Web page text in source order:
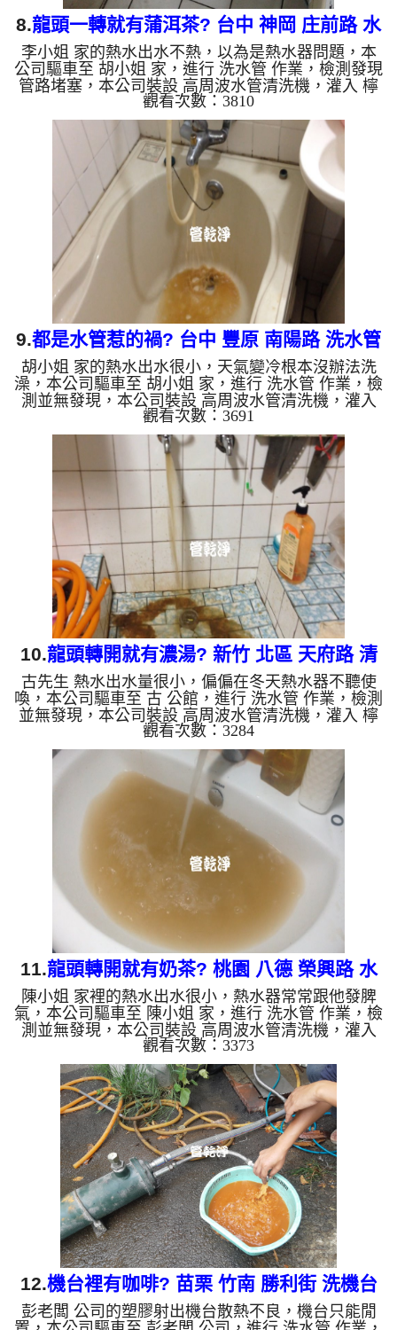
8.龍頭一轉就有蒲洱茶? 台中 神岡 庄前路 水
管清洗
李小姐 家的熱水出水不熱，以為是熱水器問題，本
公司驅車至 胡小姐 家，進行 洗水管 作業，檢測發現
管路堵塞，本公司裝設 高周波水管清洗機，灌入 檸
檬酸 至水管，等了約15分，開啟 水管清洗機 ，啟動
螺旋波 模式，一開始就洗出黃色髒水，顏色越來越
深，看起來就像是蒲洱茶，兩個多小時後，熱水出水
量恢復正常了。 如是自來水，如水管老化，會產生
鐵鏽跟泥沙堆積，洗出來的水就會是咖啡色，地下水
含有氧化錳，管壁上會結成黑色管垢，洗出來的水會
跟石油一樣黑，有些洗出綠色的水，是因為裡面有銅
的物質，生鏽產生銅...
觀看次數：3810
9.都是水管惹的禍? 台中 豐原 南陽路 洗水管
胡小姐 家的熱水出水很小，天氣變冷根本沒辦法洗
澡，本公司驅車至 胡小姐 家，進行 洗水管 作業，檢
測並無發現，本公司裝設 高周波水管清洗機，灌入
檸檬酸 至水管，等了約15分，開啟 水管清洗機 ，啟
動 螺旋波 模式，一開始就洗出髒水，顏色越來越
深，髒水越來越多，兩個多小時後，熱水出水量恢復
正常了。 如是自來水，如水管老化，會產生鐵鏽跟
泥沙堆積，洗出來的水就會是咖啡色，地下水含有氧
化錳，管壁上會結成黑色管垢，洗出來的水會跟石油
一樣黑，有些洗出綠色的水，是因為裡面有銅的物
質，生鏽產生銅綠，如是...
觀看次數：3691
10.龍頭轉開就有濃湯? 新竹 北區 天府路 清
洗水管
古先生 熱水出水量很小，偏偏在冬天熱水器不聽使
喚，本公司驅車至 古 公館，進行 洗水管 作業，檢測
並無發現，本公司裝設 高周波水管清洗機，灌入 檸
檬酸 至水管，等了約15分，開啟 水管清洗機 ，啟動
脈衝波 模式，一開始就洗出泥水，看起來像是濃
湯，顏色越來越深，兩個多小時後，熱水出水量恢復
了。 如是自來水，如水管老化，會產生鐵鏽跟泥沙
堆積，洗出來的水就會是咖啡色，地下水含有氧化
錳，管壁上會結成黑色管垢，洗出來的水會跟石油一
樣黑，有些洗出綠色的水，是因為裡面有銅的物質，
生鏽產生銅綠，如是藍色...
觀看次數：3284
11.龍頭轉開就有奶茶? 桃園 八德 榮興路 水
管清洗
陳小姐 家裡的熱水出水很小，熱水器常常跟他發脾
氣，本公司驅車至 陳小姐 家，進行 洗水管 作業，檢
測並無發現，本公司裝設 高周波水管清洗機，灌入
檸檬酸 至水管，等了約15分，開啟 水管清洗機 ，啟
動 螺旋波 模式，一開始就洗出髒水，看起來像是無
限暢飲的奶茶，顏色越來越深，兩個多小時後，熱水
出水量恢復正常了。 如是自來水，如水管老化，會
產生鐵鏽跟泥沙堆積，洗出來的水就會是咖啡色，地
下水含有氧化錳，管壁上會結成黑色管垢，洗出來的
水會跟石油一樣黑，有些洗出綠色的水，是因為裡面
有銅的物質，生鏽產...
觀看次數：3373
12.機台裡有咖啡? 苗栗 竹南 勝利街 洗機台
管路
彭老闆 公司的塑膠射出機台散熱不良，機台只能閒